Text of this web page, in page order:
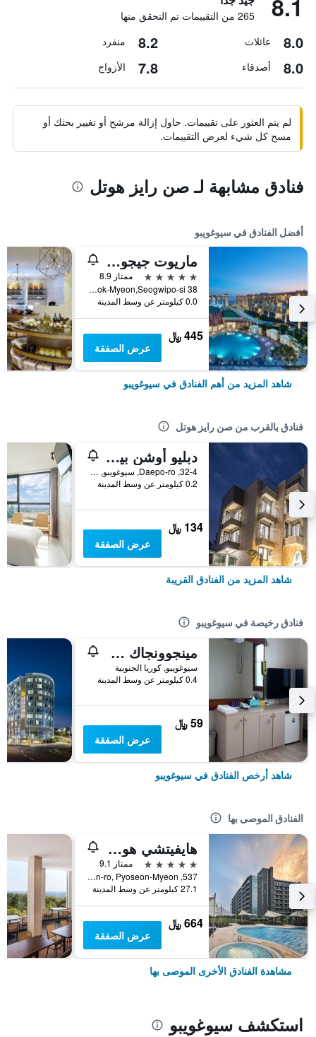
8.1 265 من التقييمات تم التحقق منها
8.0 عائلات 8.2 منفرد
8.0 أصدقاء 7.8 الأزواج
لم يتم العثور على تقييمات. حاول إزالة مرشح أو تغيير بحثك أو
مسح كل شيء لعرض التقييمات.
فنادق مشابهة لـ صن رايز هوتل
أفضل الفنادق في سيوغويبو
ماريوت جيجو شنوا وورلد هوتلز آند ريزورتس
5 نجوم
ممتاز 8.9
38 Sinhwayeoksa-ro 304Beon-Gil, Andeok-Myeon,Seogwipo-si, سيوغويبو, كوريا الجنوبية
0.0 كيلومتر عن وسط المدينة
445 ﷼
عرض الصفقة
شاهد المزيد من أهم الفنادق في سيوغويبو
فنادق بالقرب من صن رايز هوتل
دبليو أوشن بينشن
32-4, Daepo-ro, سيوغويبو, كوريا الجنوبية
0.2 كيلومتر عن وسط المدينة
134 ﷼
عرض الصفقة
شاهد المزيد من الفنادق القريبة
فنادق رخيصة في سيوغويبو
مينجوونجاك جيستهاوس
سيوغويبو, كوريا الجنوبية
0.4 كيلومتر عن وسط المدينة
59 ﷼
عرض الصفقة
شاهد أرخص الفنادق في سيوغويبو
الفنادق الموصى بها
هايفيتشي هوتل آند ريزورت جيجو
5 نجوم
ممتاز 9.1
537, Minsokhaean-ro, Pyoseon-Myeon, سيوغويبو, كوريا الجنوبية
27.1 كيلومتر عن وسط المدينة
664 ﷼
عرض الصفقة
مشاهدة الفنادق الأخرى الموصى بها
استكشف سيوغويبو